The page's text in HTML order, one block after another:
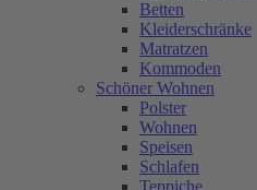
Betten
Kleiderschränke
Matratzen
Kommoden
Schöner Wohnen
Polster
Wohnen
Speisen
Schlafen
Teppiche